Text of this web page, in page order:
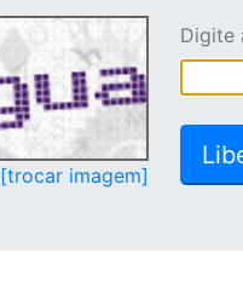
[trocar imagem]
Digite